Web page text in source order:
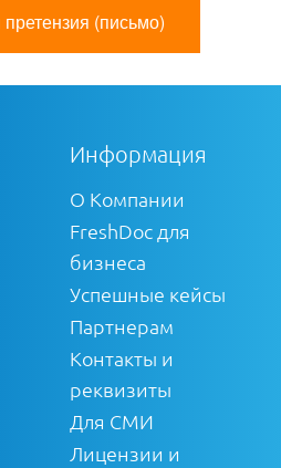
(письмо)
Информация
О Компании
FreshDoc для
бизнеса
Успешные кейсы
Партнерам
Контакты и
реквизиты
Для СМИ
Лицензии и